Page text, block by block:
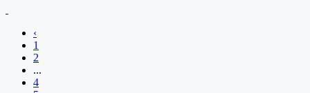
‹
1
2
...
4